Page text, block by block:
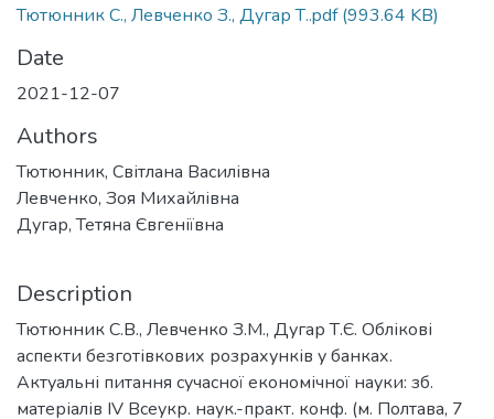
Тютюнник С., Левченко З., Дугар Т..pdf(993.64 KB)
Date
2021-12-07
Authors
Тютюнник, Світлана Василівна
Левченко, Зоя Михайлівна
Дугар, Тетяна Євгеніївна
Description
Тютюнник С.В., Левченко З.М., Дугар Т.Є. Облікові
аспекти безготівкових розрахунків у банках.
Актуальні питання сучасної економічної науки: зб.
матеріалів ІV Всеукр. наук.-практ. конф. (м. Полтава, 7